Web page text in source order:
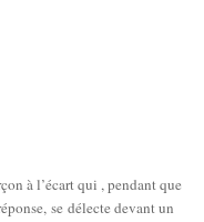
à l’écart qui , pendant que
se délecte devant un